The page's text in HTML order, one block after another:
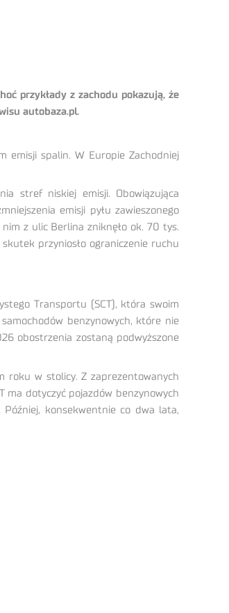
przykłady z zachodu pokazują, że
autobaza.pl.
emisji spalin. W Europie Zachodniej
stref niskiej emisji. Obowiązująca
emisji pyłu zawieszonego
z ulic Berlina zniknęło ok. 70 tys.
przyniosło ograniczenie ruchu
Transportu (SCT), która swoim
benzynowych, które nie
obostrzenia zostaną podwyższone
roku w stolicy. Z zaprezentowanych
ma dotyczyć pojazdów benzynowych
konsekwentnie co dwa lata,